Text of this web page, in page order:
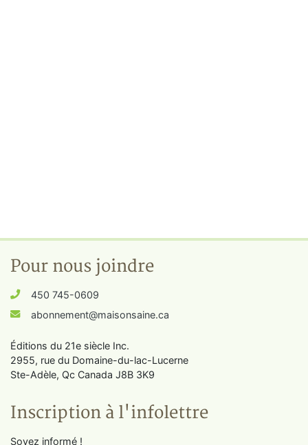
Pour nous joindre
450 745-0609
abonnement@maisonsaine.ca
Éditions du 21e siècle Inc.
2955, rue du Domaine-du-lac-Lucerne
Ste-Adèle, Qc Canada J8B 3K9
Inscription à l'infolettre
Soyez informé !